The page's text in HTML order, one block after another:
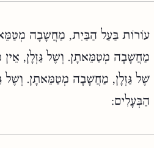
עוֹרוֹת בַּעַל הַבַּיִת, מַחֲשָׁבָה
מַחֲשָׁבָה מְטַמֵּאתָן. וְשֶׁל גַּזְלָן,
שֶׁל גַּזְלָן, מַחֲשָׁבָה מְטַמֵּאתָן. וְשֶׁל
הַבְּעָלִים: